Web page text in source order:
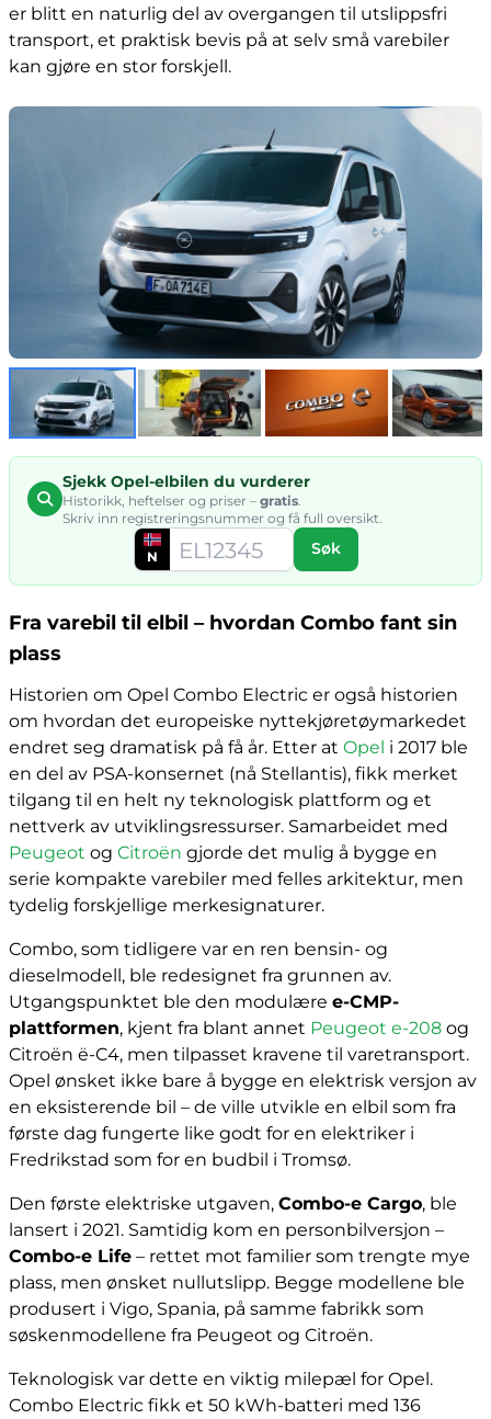
er blitt en naturlig del av overgangen til utslippsfri
transport, et praktisk bevis på at selv små varebiler
kan gjøre en stor forskjell.
Sjekk Opel-elbilen du vurderer
Historikk, heftelser og priser – gratis
Skriv inn registreringsnummer og få full oversikt.
N Søk
Fra varebil til elbil – hvordan Combo fant sin
plass
Historien om Opel Combo Electric er også historien
om hvordan det europeiske nyttekjøretøymarkedet
endret seg dramatisk på få år. Etter at Opel i 2017 ble
en del av PSA-konsernet (nå Stellantis), fikk merket
tilgang til en helt ny teknologisk plattform og et
nettverk av utviklingsressurser. Samarbeidet med
Peugeot og Citroën gjorde det mulig å bygge en
serie kompakte varebiler med felles arkitektur, men
tydelig forskjellige merkesignaturer.
Combo, som tidligere var en ren bensin- og
dieselmodell, ble redesignet fra grunnen av.
Utgangspunktet ble den modulære e-CMP-
plattformen, kjent fra blant annet Peugeot e-208 og
Citroën ë-C4, men tilpasset kravene til varetransport.
Opel ønsket ikke bare å bygge en elektrisk versjon av
en eksisterende bil – de ville utvikle en elbil som fra
første dag fungerte like godt for en elektriker i
Fredrikstad som for en budbil i Tromsø.
Den første elektriske utgaven, Combo-e Cargo, ble
lansert i 2021. Samtidig kom en personbilversjon –
Combo-e Life – rettet mot familier som trengte mye
plass, men ønsket nullutslipp. Begge modellene ble
produsert i Vigo, Spania, på samme fabrikk som
søskenmodellene fra Peugeot og Citroën.
Teknologisk var dette en viktig milepæl for Opel.
Combo Electric fikk et 50 kWh-batteri med 136